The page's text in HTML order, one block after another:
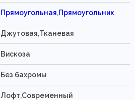
Прямоугольная,Прямоугольник
Джутовая,Тканевая
Вискоза
Без бахромы
Лофт,Современный